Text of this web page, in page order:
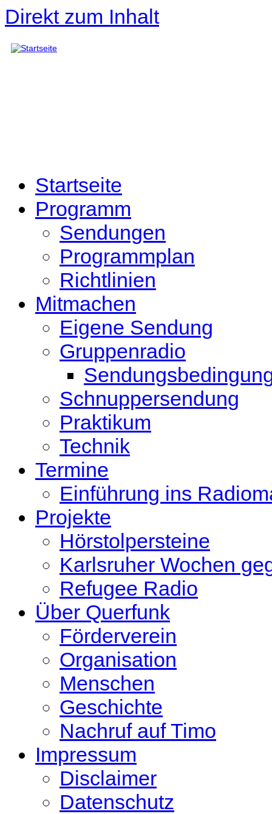
Direkt zum Inhalt
Startseite
Programm
Sendungen
Programmplan
Richtlinien
Mitmachen
Eigene Sendung
Gruppenradio
Schnuppersendung
Praktikum
Technik
Termine
Einführung ins
Projekte
Hörstolpersteine
Karlsruher Wochen
Refugee Radio
Über Querfunk
Förderverein
Organisation
Menschen
Geschichte
Nachruf auf Timo
Impressum
Disclaimer
Datenschutz